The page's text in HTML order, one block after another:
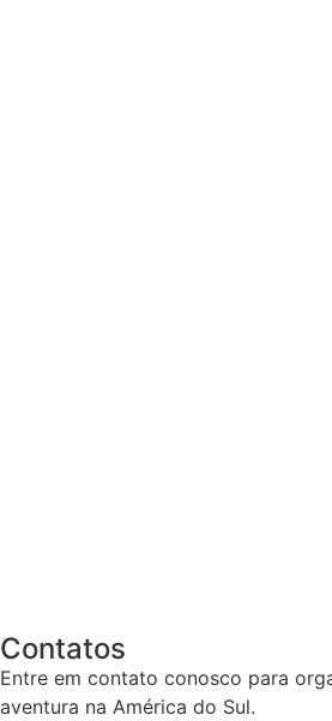
Contatos
Entre em contato conosco para
aventura na América do Sul.